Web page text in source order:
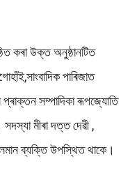
কৰা উক্ত অনুষ্ঠানটিত
পাৰিজাত
প্ৰাক্তন সম্পাদিকা ৰূপজ্যোতি
সদস্যা মীৰা দত্ত দেৱী ,
ব্যক্তি উপস্থিত থাকে।